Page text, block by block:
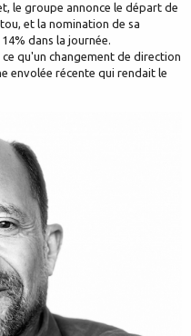
le groupe annonce le départ de
et la nomination de sa
dans la journée.
qu'un changement de direction
envolée récente qui rendait le